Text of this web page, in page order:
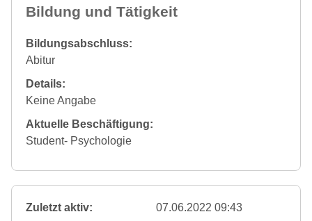
Bildung und Tätigkeit
Bildungsabschluss:
Abitur
Details:
Keine Angabe
Aktuelle Beschäftigung:
Student- Psychologie
Zuletzt aktiv:
07.06.2022 09:43